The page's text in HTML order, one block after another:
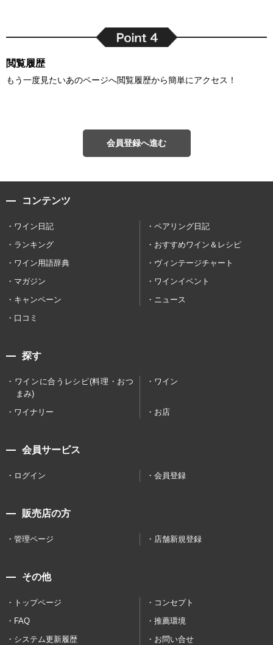
閲覧履歴
もう一度見たいあのページへ閲覧履歴から簡単にアクセス！
会員登録へ進む
コンテンツ
ワイン日記
ペアリング日記
ランキング
おすすめワイン＆レシピ
ワイン用語辞典
ヴィンテージチャート
マガジン
ワインイベント
キャンペーン
ニュース
口コミ
探す
ワインに合うレシピ(料理・おつ
まみ)
ワイン
ワイナリー お店
会員サービス
ログイン 会員登録
販売店の方
管理ページ 店舗新規登録
その他
トップページ
コンセプト
FAQ
推薦環境
システム更新履歴
お問い合せ